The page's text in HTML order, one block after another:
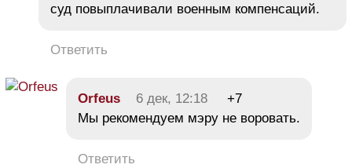
суд повыплачивали военным компенсаций.
Ответить
Orfeus 6 дек, 12:18
+7
Мы рекомендуем мэру не воровать.
Ответить